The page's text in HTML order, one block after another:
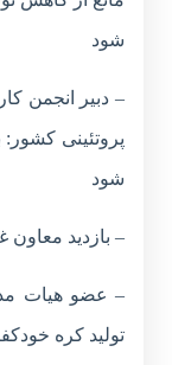
شود
– دبیر انجمن
پروتئینی
شود
– بازدید معاون
– عضو هیات
تولید کره